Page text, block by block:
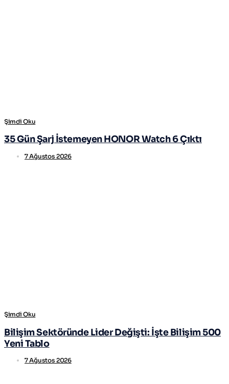
Şimdi Oku
35 Gün Şarj İstemeyen HONOR Watch 6 Çıktı
7 Ağustos 2026
Şimdi Oku
Bilişim Sektöründe Lider Değişti: İşte Bilişim 500
Yeni Tablo
7 Ağustos 2026